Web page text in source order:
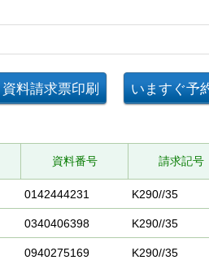
資料番号 請求記号
0142444231 K290//35
0340406398 K290//35
0940275169 K290//35